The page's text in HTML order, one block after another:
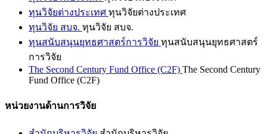
ทุนวิจัยต่างประเทศ ทุนวิจัยต่างประเทศ
ทุนวิจัย สบจ. ทุนวิจัย สบจ.
ทุนสนับสนุนยุทธศาสตร์การวิจัย ทุนสนับสนุนยุทธศาสตร์
การวิจัย
The Second Century Fund Office (C2F) The Second Century
Fund Office (C2F)
หน่วยงานด้านการวิจัย